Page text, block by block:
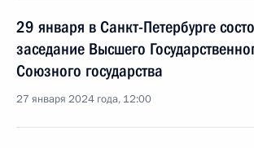
29 января в Санкт-Петербурге
заседание Высшего
Союзного государства
27 января 2024 года, 12:00